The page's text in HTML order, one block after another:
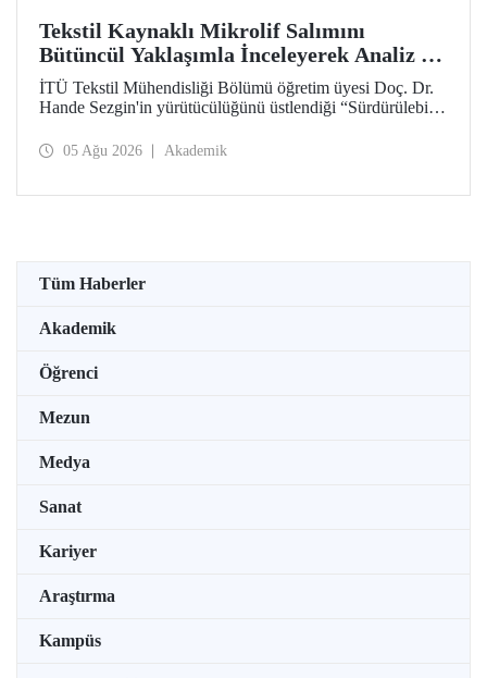
Tekstil Kaynaklı Mikrolif Salımını
Bütüncül Yaklaşımla İnceleyerek Analiz ve
Azaltım Stratejileri Geliştirecek Projeye
TÜBİTAK Desteği
İTÜ Tekstil Mühendisliği Bölümü öğretim üyesi Doç. Dr.
Hande Sezgin'in yürütücülüğünü üstlendiği “Sürdürülebilir
Koşullarına Bağlı Mikrolif Salımı: Aşınma, UV Maruziyeti
05 Ağu 2026 Akademik
Tüm Haberler
Akademik
Öğrenci
Mezun
Medya
Sanat
Kariyer
Araştırma
Kampüs